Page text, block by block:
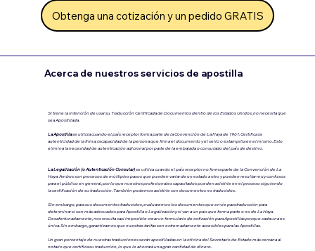
Acerca de nuestros servicios de apostilla
Si tiene la intención de usar su Traducción Certificada de Documentos dentro de los Estados Unidos, no necesita que
sea Apostillada.
La Apostillase utiliza cuando el país receptor forma parte de la Convención de La Haya de 1961. Certifica la
autenticidad de la firma, la capacidad de la persona que firma el documento y el sello o estampilla en el mismo. Esto
elimina la necesidad de autenticación adicional por parte de la embajada o consulado del país de destino.
La Legalización (o Autenticación Consular)se utiliza cuando el país receptor no forma parte de la Convención de La
Haya.Ambos son procesos de múltiples pasos que pueden variar de un estado a otro y pueden resultar muy confusos
para el público en general, por lo que nuestros profesionales capacitados pueden asistirle en el proceso siguiendo
la certificación de su traducción. También podemos asistirle con documentos no traducidos.
Sin embargo, para sus documentos traducidos, evaluaremos los documentos que envíe para traducción para
determinar si son más adecuados para Apostilla o Legalización.y si van a un país que forma parte o no de La Haya.
Desafortunadamente, nos resulta casi imposible crear un formulario de cotización para Apostillas porque cada una es
única. Sin embargo, garantizamos que nuestras tarifas son extremadamente accesibles para las Apostillas.
Un gran porcentaje de nuestras traducciones serán apostilladas en la oficina del Secretario de Estado más cercana al
notario que certifica su traducción, lo que le ahorrará una gran cantidad de dinero.
Obtenga una cotización y un pedido GRATIS